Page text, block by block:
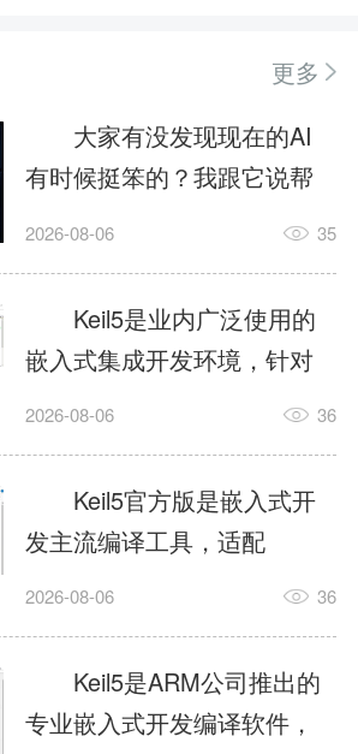
更多
大家有没发现现在的AI
有时候挺笨的？我跟它说帮
我订个明天早上的闹钟，它
这样？因为AI，就是个只会
耍嘴皮子的书呆子。它脑子
里有海量知识，但没有真正
激发出来实力。而
AgentSkill，就是给AI大脑装
上的一双机械手，它真的能
解决很多问题。1什么是
AgentSkillSkill指...
2026-08-06 35
Keil5是业内广泛使用的
嵌入式集成开发环境，针对
ARM、51内核单片机提供编
力，代码编译稳定，调试工
具成熟，大量开源项目基于
该平台开发。新项目需要单
独下载对应芯片支持包，新
手配置难度较高，正版商业
授权费用不菲，未授权版本
存在程序容量限制，适合硬
2026-08-06 36
Keil5官方版是嵌入式开
发主流编译工具，适配
STM32、51单片机等多款芯
在线调试、代码仿真，兼容
众多厂商芯片安装包。软件
需要手动添加器件库，初次
2026-08-06 36
Keil5是ARM公司推出的
专业嵌入式开发编译软件，